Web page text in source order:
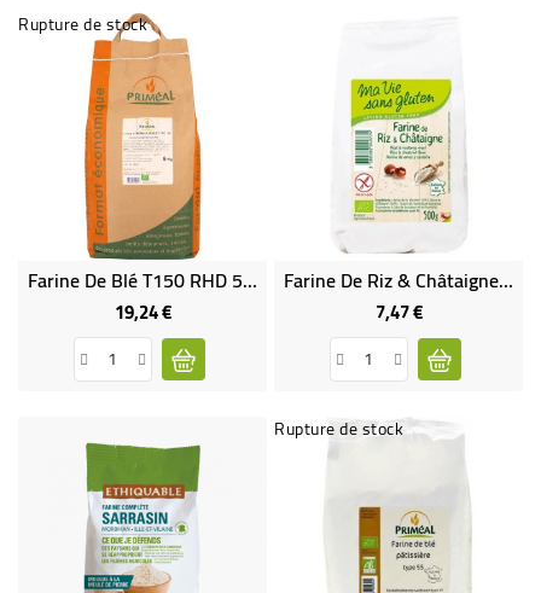
Rupture de stock
Farine De Blé T150 RHD 5 Kg
19,24 €Prix
Farine De Riz & Châtaigne Bio & Sans Gluten
7,47 €Prix
Rupture de stock